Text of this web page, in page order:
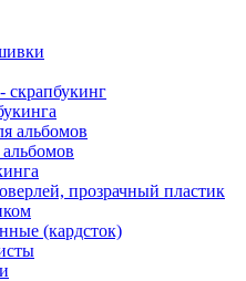
скрапбукинг
альбомов
прозрачный пластик
(кардсток)